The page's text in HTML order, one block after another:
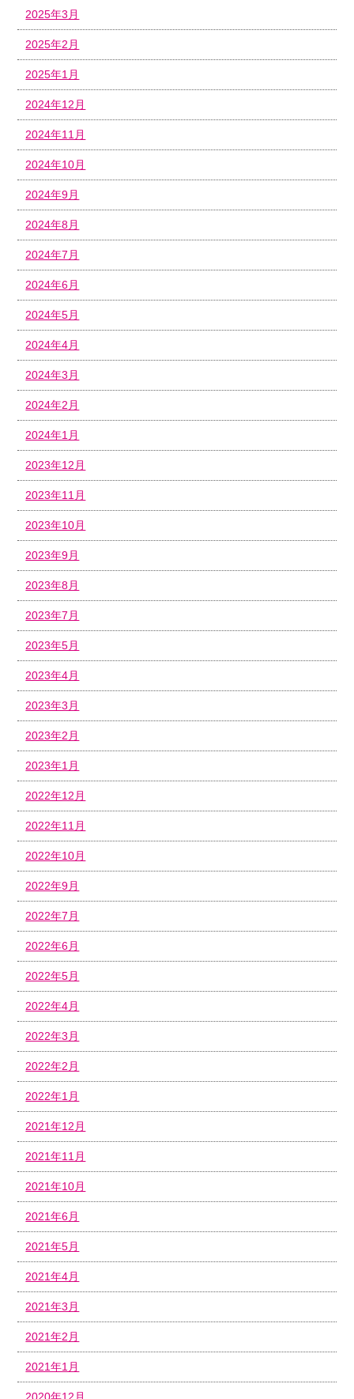
2025年3月
2025年2月
2025年1月
2024年12月
2024年11月
2024年10月
2024年9月
2024年8月
2024年7月
2024年6月
2024年5月
2024年4月
2024年3月
2024年2月
2024年1月
2023年12月
2023年11月
2023年10月
2023年9月
2023年8月
2023年7月
2023年5月
2023年4月
2023年3月
2023年2月
2023年1月
2022年12月
2022年11月
2022年10月
2022年9月
2022年7月
2022年6月
2022年5月
2022年4月
2022年3月
2022年2月
2022年1月
2021年12月
2021年11月
2021年10月
2021年6月
2021年5月
2021年4月
2021年3月
2021年2月
2021年1月
2020年12月